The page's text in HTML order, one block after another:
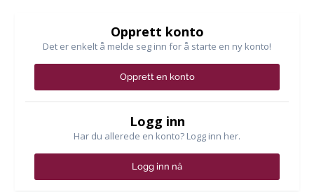
Opprett konto
Det er enkelt å melde seg inn for å starte en ny konto!
Opprett en konto
Logg inn
Har du allerede en konto? Logg inn her.
Logg inn nå